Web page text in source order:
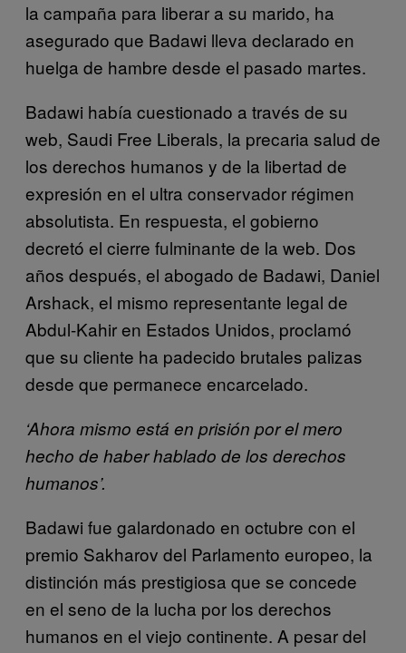
la campaña para liberar a su marido, ha
asegurado que Badawi lleva declarado en
huelga de hambre desde el pasado martes.
Badawi había cuestionado a través de su
web, Saudi Free Liberals, la precaria salud de
los derechos humanos y de la libertad de
expresión en el ultra conservador régimen
absolutista. En respuesta, el gobierno
decretó el cierre fulminante de la web. Dos
años después, el abogado de Badawi, Daniel
Arshack, el mismo representante legal de
Abdul-Kahir en Estados Unidos, proclamó
que su cliente ha padecido brutales palizas
desde que permanece encarcelado.
‘Ahora mismo está en prisión por el mero
hecho de haber hablado de los derechos
humanos’.
Badawi fue galardonado en octubre con el
premio Sakharov del Parlamento europeo, la
distinción más prestigiosa que se concede
en el seno de la lucha por los derechos
humanos en el viejo continente. A pesar del